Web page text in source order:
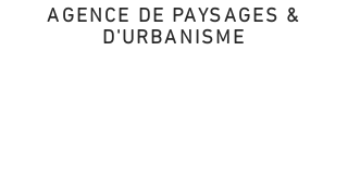
AGENCE DE PAYSAGES &
D'URBANISME